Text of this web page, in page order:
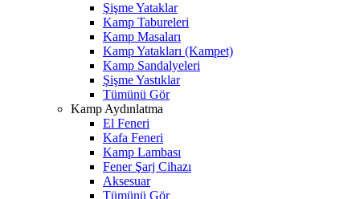
Şişme Yataklar
Kamp Tabureleri
Kamp Masaları
Kamp Yatakları (Kampet)
Kamp Sandalyeleri
Şişme Yastıklar
Tümünü Gör
Kamp Aydınlatma
El Feneri
Kafa Feneri
Kamp Lambası
Fener Şarj Cihazı
Aksesuar
Tümünü Gör